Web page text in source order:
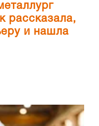
и нашла